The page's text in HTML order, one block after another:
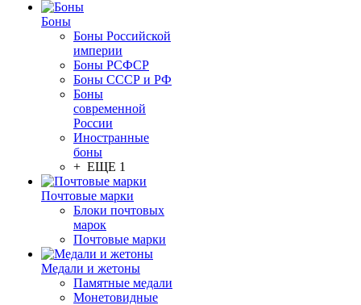
Боны
Боны Российской
империи
Боны РСФСР
Боны СССР и РФ
Боны
современной
России
Иностранные
боны
+ ЕЩЕ 1
Почтовые марки
Блоки почтовых
марок
Почтовые марки
Медали и жетоны
Памятные медали
Монетовидные